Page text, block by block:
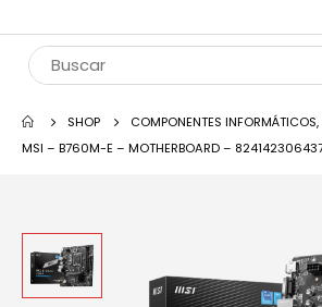
SHOP COMPONENTES INFORMÁTICOS,
MSI – B760M-E – MOTHERBOARD –